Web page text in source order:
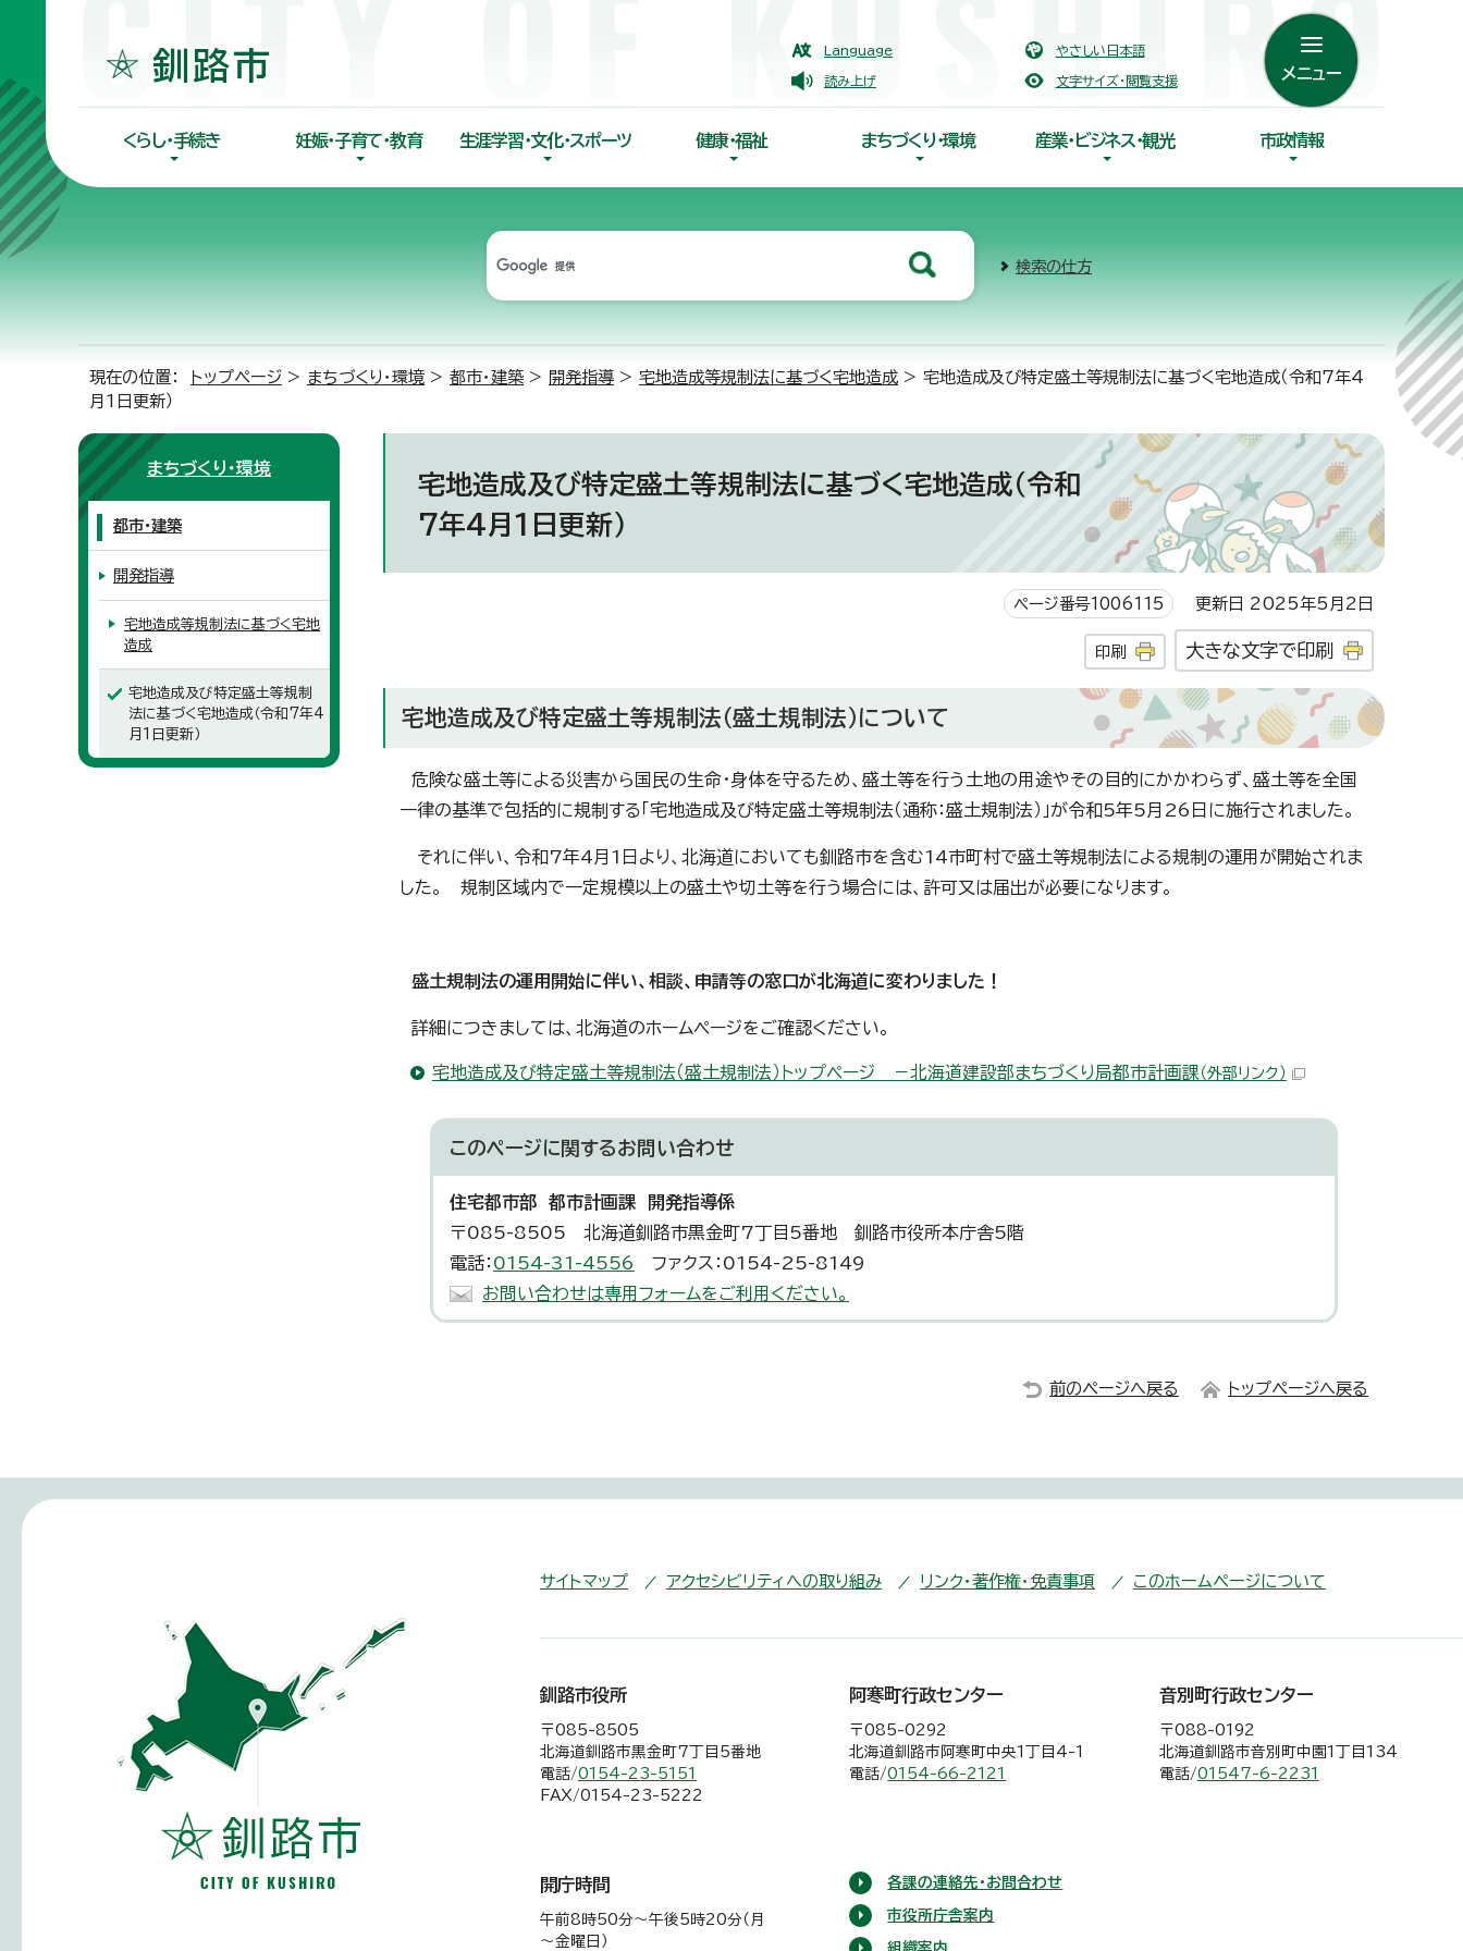
Language やさしい日本語
読み上げ 文字サイズ・閲覧支援 メニュー
くらし・手続き 妊娠・子育て・教育 生涯学習・文化・スポーツ 健康・福祉 まちづくり・環境 産業・ビジネス・観光 市政情報
検索の仕方
現在の位置： トップページ > まちづくり・環境 > 都市・建築 > 開発指導 > 宅地造成等規制法に基づく宅地造成 > 宅地造成及び特定盛土等規制法に基づく宅地造成（令和7年4
月1日更新）
宅地造成及び特定盛土等規制法に基づく宅地造成（令和
7年4月1日更新）
ページ番号1006115 更新日 2025年5月2日
印刷 大きな文字で印刷
宅地造成及び特定盛土等規制法（盛土規制法）について
危険な盛土等による災害から国民の生命・身体を守るため、盛土等を行う土地の用途やその目的にかかわらず、盛土等を全国
一律の基準で包括的に規制する「宅地造成及び特定盛土等規制法（通称：盛土規制法）」が令和5年5月26日に施行されました。
それに伴い、令和7年4月1日より、北海道においても釧路市を含む14市町村で盛土等規制法による規制の運用が開始されま
した。 規制区域内で一定規模以上の盛土や切土等を行う場合には、許可又は届出が必要になります。
盛土規制法の運用開始に伴い、相談、申請等の窓口が北海道に変わりました！
詳細につきましては、北海道のホームページをご確認ください。
宅地造成及び特定盛土等規制法（盛土規制法）トップページ －北海道建設部まちづくり局都市計画課 （外部リンク）
このページに関するお問い合わせ
住宅都市部 都市計画課 開発指導係
〒085-8505 北海道釧路市黒金町7丁目5番地 釧路市役所本庁舎5階
電話： 0154-31-4556
ファクス：0154-25-8149
お問い合わせは専用フォームをご利用ください。
まちづくり・環境
都市・建築
開発指導
宅地造成等規制法に基づく宅地
造成
宅地造成及び特定盛土等規制
法に基づく宅地造成（令和7年4
月1日更新）
前のページへ戻る トップページへ戻る
サイトマップ アクセシビリティへの取り組み リンク・著作権・免責事項 このホームページについて
釧路市役所
〒085-8505
北海道釧路市黒金町7丁目5番地
電話/0154-23-5151
FAX/0154-23-5222
阿寒町行政センター
〒085-0292
北海道釧路市阿寒町中央1丁目4-1
電話/0154-66-2121
音別町行政センター
〒088-0192
北海道釧路市音別町中園1丁目134
電話/01547-6-2231
開庁時間
午前8時50分～午後5時20分（月
～金曜日）
各課の連絡先・お問合わせ
市役所庁舎案内
組織案内